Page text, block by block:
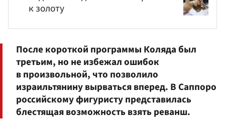
к золоту
После короткой программы Коляда был
третьим, но не избежал ошибок
в произвольной, что позволило
израильтянину вырваться вперед. В Саппоро
российскому фигуристу представилась
блестящая возможность взять реванш.